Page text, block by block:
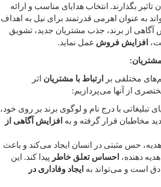
تاثیر بگذارند. انتخاب هدایای مناسب و ارائه
به عنوان اهرمی قدرتمند برای نیل به اهداف
آگاهی از برند، جذب مشتریان جدید، تشویق
افزایش فروش عمل نماید.
مشتریان:
مختلفی بر
ارتباط با مشتریان اثر
از آنها می‌پردازیم:
تبلیغاتی با درج نام و لوگوی برند بر روی خود،
مخاطبان قرار گرفته و به افزایش آگاهی از
حس مثبتی در انسان ایجاد می‌کند و باعث
دهنده، احساس تعلق خاطر پیدا کند. این
است و می‌تواند به ایجاد وفاداری در